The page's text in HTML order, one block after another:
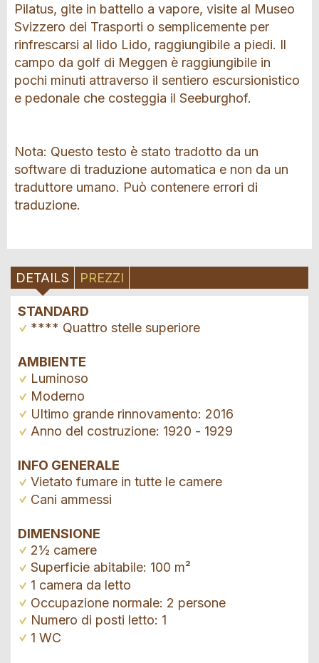
Pilatus, gite in battello a vapore, visite al Museo
Svizzero dei Trasporti o semplicemente per
rinfrescarsi al lido Lido, raggiungibile a piedi. Il
campo da golf di Meggen è raggiungibile in
pochi minuti attraverso il sentiero escursionistico
e pedonale che costeggia il Seeburghof.
Nota: Questo testo è stato tradotto da un
software di traduzione automatica e non da un
traduttore umano. Può contenere errori di
traduzione.
DETAILS PREZZI
STANDARD
**** Quattro stelle superiore
AMBIENTE
Luminoso
Moderno
Ultimo grande rinnovamento: 2016
Anno del costruzione: 1920 - 1929
INFO GENERALE
Vietato fumare in tutte le camere
Cani ammessi
DIMENSIONE
2½ camere
Superficie abitabile: 100 m²
1 camera da letto
Occupazione normale: 2 persone
Numero di posti letto: 1
1 WC